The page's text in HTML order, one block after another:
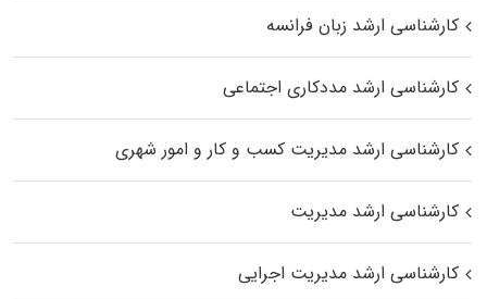
کارشناسی ارشد زبان فرانسه
کارشناسی ارشد مددکاری اجتماعی
کارشناسی ارشد مدیریت کسب و کار و امور شهری
کارشناسی ارشد مدیریت
کارشناسی ارشد مدیریت اجرایی